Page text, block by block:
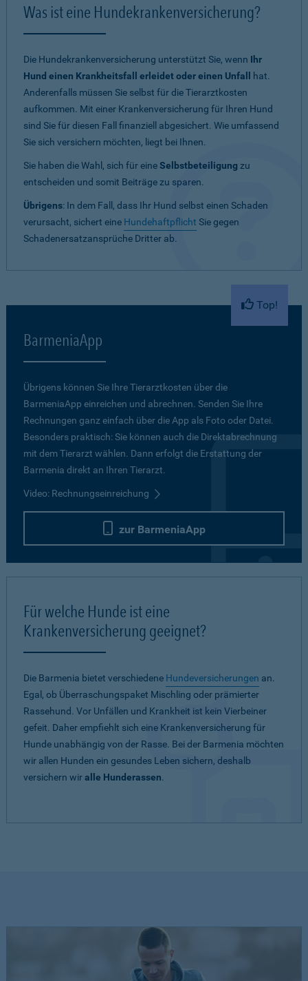
Was ist eine Hundekrankenversicherung?
Die Hundekrankenversicherung unterstützt Sie, wenn Ihr
Hund einen Krankheitsfall erleidet oder einen Unfall
hat.
Anderenfalls müssen Sie selbst für die Tierarztkosten
aufkommen. Mit einer Krankenversicherung für Ihren Hund
sind Sie für diesen Fall finanziell abgesichert. Wie umfassend
Sie sich versichern möchten, liegt bei Ihnen.
Sie haben die Wahl, sich für eineSelbstbeteiligung zu
entscheiden und somit Beiträge zu sparen.
Übrigens: In dem Fall, dass Ihr Hund selbst einen Schaden
verursacht, sichert eine Hundehaftpflicht Sie gegen
Schadenersatzansprüche Dritter ab.
Top!
BarmeniaApp
Übrigens können Sie Ihre Tierarztkosten über die
BarmeniaApp einreichen und abrechnen. Senden Sie Ihre
Rechnungen ganz einfach über die App als Foto oder Datei.
Besonders praktisch: Sie können auch die Direktabrechnung
mit dem Tierarzt wählen. Dann erfolgt die Erstattung der
Barmenia direkt an Ihren Tierarzt.
Video: Rechnungseinreichung
zur BarmeniaApp
Für welche Hunde ist eine
Krankenversicherung geeignet?
Die Barmenia bietet verschiedene Hundeversicherungen an.
Egal, ob Überraschungspaket Mischling oder prämierter
Rassehund. Vor Unfällen und Krankheit ist kein Vierbeiner
gefeit. Daher empfiehlt sich eine Krankenversicherung für
Hunde unabhängig von der Rasse. Bei der Barmenia möchten
wir allen Hunden ein gesundes Leben sichern, deshalb
versichern wiralle Hunderassen.